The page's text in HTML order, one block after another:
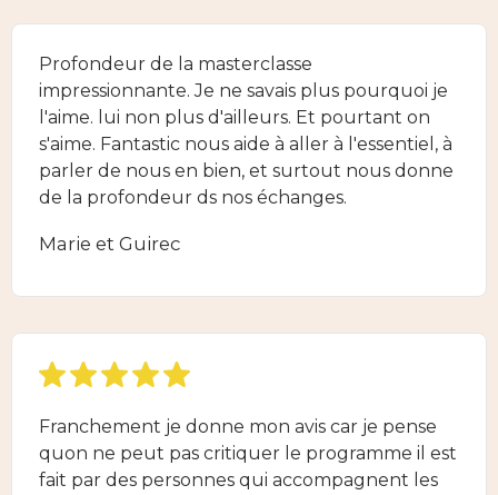
Profondeur de la masterclasse
impressionnante. Je ne savais plus pourquoi je
l'aime. lui non plus d'ailleurs. Et pourtant on
s'aime. Fantastic nous aide à aller à l'essentiel, à
parler de nous en bien, et surtout nous donne
de la profondeur ds nos échanges.
Marie et Guirec
Franchement je donne mon avis car je pense
quon ne peut pas critiquer le programme il est
fait par des personnes qui accompagnent les